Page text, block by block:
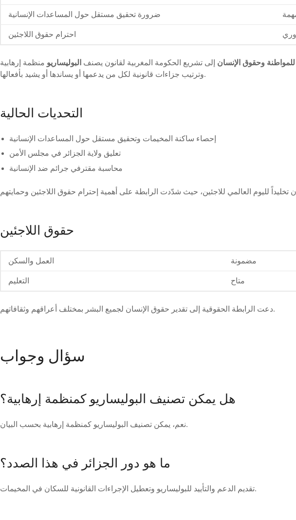
ضرورة تحقيق مستقل حول المساعدات الإنسانية
احترام حقوق اللاجئين
للمواطنة وحقوق الإنسان إلى تشريع الحكومة المغربية لقانون يصنف البوليساريو منظمة إرهابية
وترتيب جزاءات قانونية لكل من يدعمها أو يساندها أو يشيد بأفعالها.
التحديات الحالية
إحصاء ساكنة المخيمات وتحقيق مستقل حول المساعدات الإنسانية
تعليق ولاية الجزائر في مجلس الأمن
محاسبة مقترفي جرائم ضد الإنسانية
حقوق اللاجئين
العمل والسكن مضمونة
التعليم متاح
دعت الرابطة الحقوقية إلى تقدير حقوق الإنسان لجميع البشر بمختلف أعراقهم وثقافاتهم.
سؤال وجواب
هل يمكن تصنيف البوليساريو كمنظمة إرهابية؟
نعم، يمكن تصنيف البوليساريو كمنظمة إرهابية بحسب البيان.
ما هو دور الجزائر في هذا الصدد؟
تقديم الدعم والتأييد للبوليساريو وتعطيل الإجراءات القانونية للسكان في المخيمات.